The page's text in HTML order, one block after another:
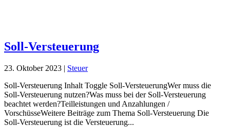
Soll-Versteuerung
23. Oktober 2023 | Steuer
Soll-Versteuerung Inhalt Toggle Soll-VersteuerungWer muss die
Soll-Versteuerung nutzen?Was muss bei der Soll-Versteuerung
beachtet werden?Teilleistungen und Anzahlungen /
VorschüsseWeitere Beiträge zum Thema Soll-Versteuerung Die
Soll-Versteuerung ist die Versteuerung...